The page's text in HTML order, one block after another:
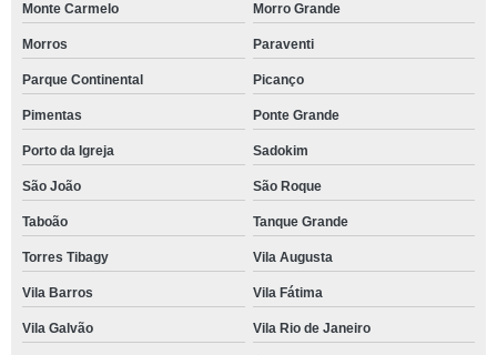
Monte Carmelo Morro Grande
Morros Paraventi
Parque Continental Picanço
Pimentas Ponte Grande
Porto da Igreja Sadokim
São João São Roque
Taboão Tanque Grande
Torres Tibagy Vila Augusta
Vila Barros Vila Fátima
Vila Galvão Vila Rio de Janeiro